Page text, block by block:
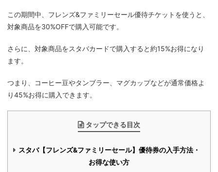
この期間中、フレンズ&ファミリーセール優待チケットを使うと、
対象商品を30%OFFで購入可能です。
さらに、対象商品をスタバカードで購入すると約15%お得になり
ます。
つまり、コーヒー豆やタンブラー、マグカップなどが通常価格よ
り45%お得に購入できます。
タップできる目次
スタバ【フレンズ&ファミリーセール】優待券の入手方法・
お得な使い方